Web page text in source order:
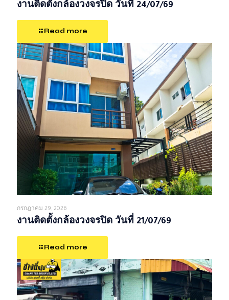
งานติดตั้งกล้องวงจรปิด วันที่ 24/07/69
Read more
กรกฎาคม 29, 2026
งานติดตั้งกล้องวงจรปิด วันที่ 21/07/69
Read more